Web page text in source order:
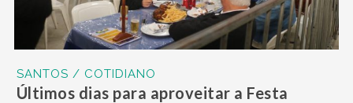
SANTOS / COTIDIANO
Últimos dias para aproveitar a Festa